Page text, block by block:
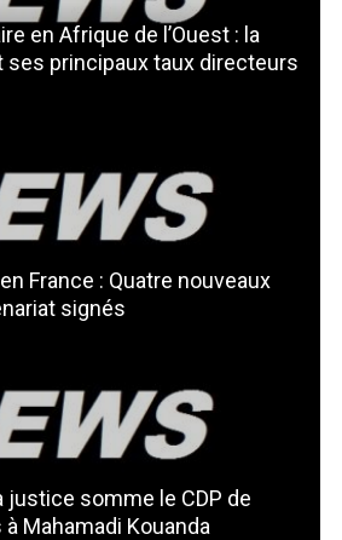
en Afrique de l’Ouest : la
ses principaux taux directeurs
France : Quatre nouveaux
signés
justice somme le CDP de
Mahamadi Kouanda